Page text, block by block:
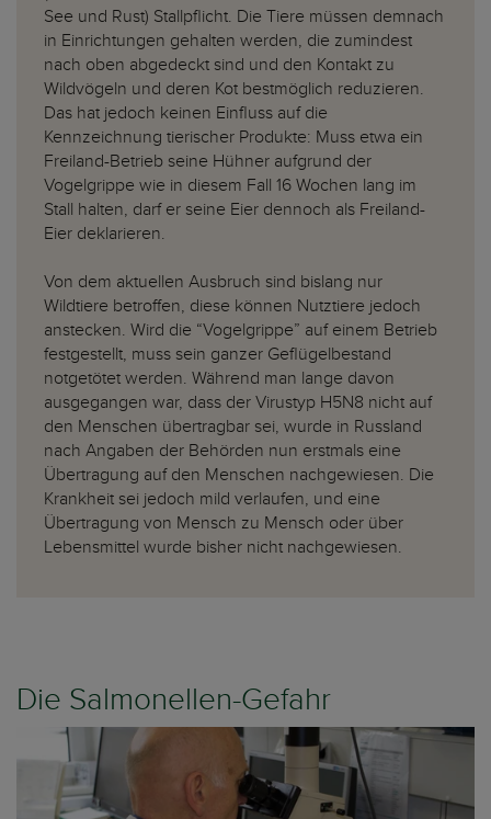
See und Rust) Stallpflicht. Die Tiere müssen demnach
in Einrichtungen gehalten werden, die zumindest
nach oben abgedeckt sind und den Kontakt zu
Wildvögeln und deren Kot bestmöglich reduzieren.
Das hat jedoch keinen Einfluss auf die
Kennzeichnung tierischer Produkte: Muss etwa ein
Freiland-Betrieb seine Hühner aufgrund der
Vogelgrippe wie in diesem Fall 16 Wochen lang im
Stall halten, darf er seine Eier dennoch als Freiland-
Eier deklarieren.
Von dem aktuellen Ausbruch sind bislang nur
Wildtiere betroffen, diese können Nutztiere jedoch
anstecken. Wird die “Vogelgrippe” auf einem Betrieb
festgestellt, muss sein ganzer Geflügelbestand
notgetötet werden. Während man lange davon
ausgegangen war, dass der Virustyp H5N8 nicht auf
den Menschen übertragbar sei, wurde in Russland
nach Angaben der Behörden nun erstmals eine
Übertragung auf den Menschen nachgewiesen. Die
Krankheit sei jedoch mild verlaufen, und eine
Übertragung von Mensch zu Mensch oder über
Lebensmittel wurde bisher nicht nachgewiesen.
Die Salmonellen-Gefahr